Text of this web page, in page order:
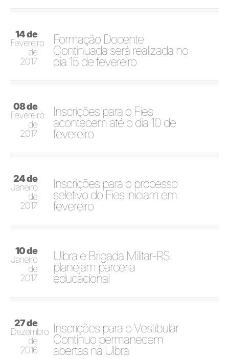
14 de
Fevereiro
de
2017
Formação Docente
Continuada será realizada no
dia 15 de fevereiro
08 de
Fevereiro
de
2017
Inscrições para o Fies
acontecem até o dia 10 de
fevereiro
24 de
Janeiro
de
2017
Inscrições para o processo
seletivo do Fies iniciam em
fevereiro
10 de
Janeiro
de
2017
Ulbra e Brigada Militar-RS
planejam parceria
educacional
27 de
Dezembro
de
2016
Inscrições para o Vestibular
Contínuo permanecem
abertas na Ulbra